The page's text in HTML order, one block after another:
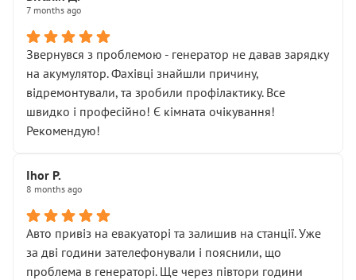
послуга. Тим більше, я був поруч і жодної реальної
діагностики ходової не проводилось. Після
зауваження гроші за цю “послугу” повернули, що
лише підтвердило мою правоту.
Але головне — я виїжджаю з боксу, і скрип у гальмах
залишився таким самим, як і був. Тобто оплачена
Далі ситуація тільки погіршилась:
• сказали, що тепер “потрібно знімати колеса”
• що біля авто стояти вже не можна
• почали озвучувати купу додаткових робіт без
чіткого пояснення
( ну все зняли та доробили) дякую!
7 months ago
Звернувся з проблемою - генератор не давав зарядку
на акумулятор. Фахівці знайшли причину,
відремонтували, та зробили профілактику. Все
швидко і професійно! Є кімната очікування!
Рекомендую!
Ihor P.
8 months ago
Авто привіз на евакуаторі та залишив на станції. Уже
за дві години зателефонували і пояснили, що
проблема в генераторі. Ще через півтори години